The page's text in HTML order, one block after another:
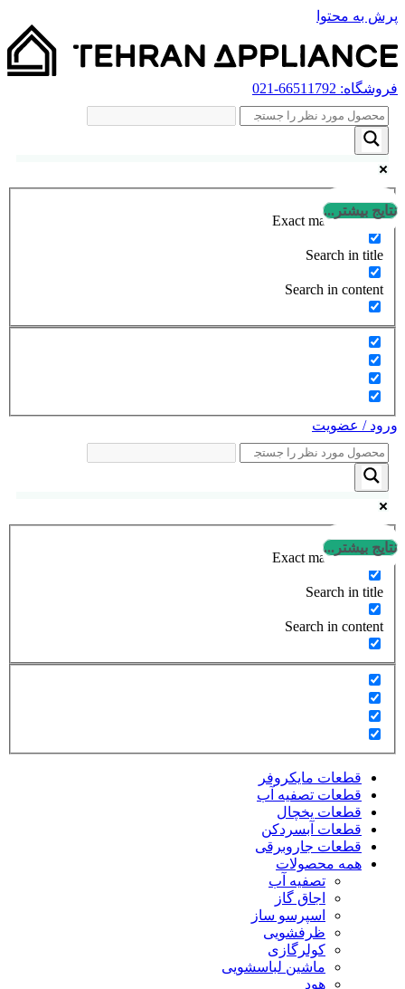
پرش به محتوا
فروشگاه: 66511792
-021
نتایج بیشتر...
Exact matches only
Search in title
Search in content
ورود / عضویت
نتایج بیشتر...
Exact matches only
Search in title
Search in content
قطعات مایکروفر
قطعات تصفیه آب
قطعات یخچال
قطعات آبسردکن
قطعات جاروبرقی
همه محصولات
تصفیه آب
اجاق گاز
اسپرسو ساز
ظرفشویی
کولرگازی
ماشین لباسشویی
هود